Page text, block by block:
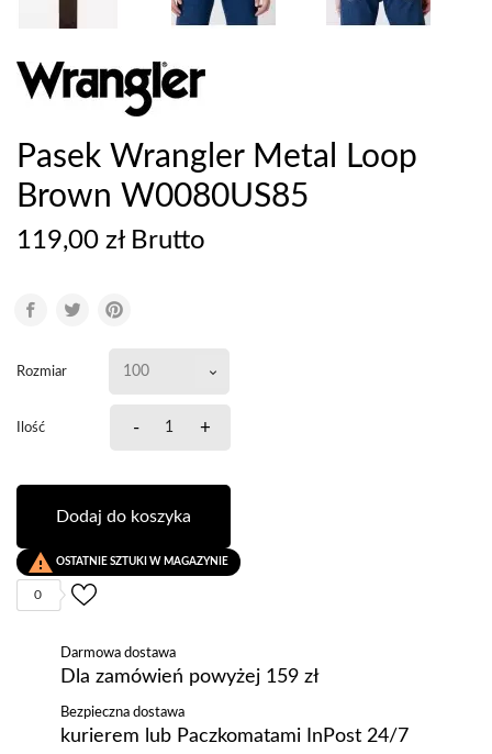
Pasek Wrangler Metal Loop
Brown W0080US85
119,00 zł Brutto
Rozmiar
Ilość - +
Dodaj do koszyka
 OSTATNIE SZTUKI W MAGAZYNIE
0
Darmowa dostawa
Dla zamówień powyżej 159 zł
Bezpieczna dostawa
kurierem lub Paczkomatami InPost 24/7